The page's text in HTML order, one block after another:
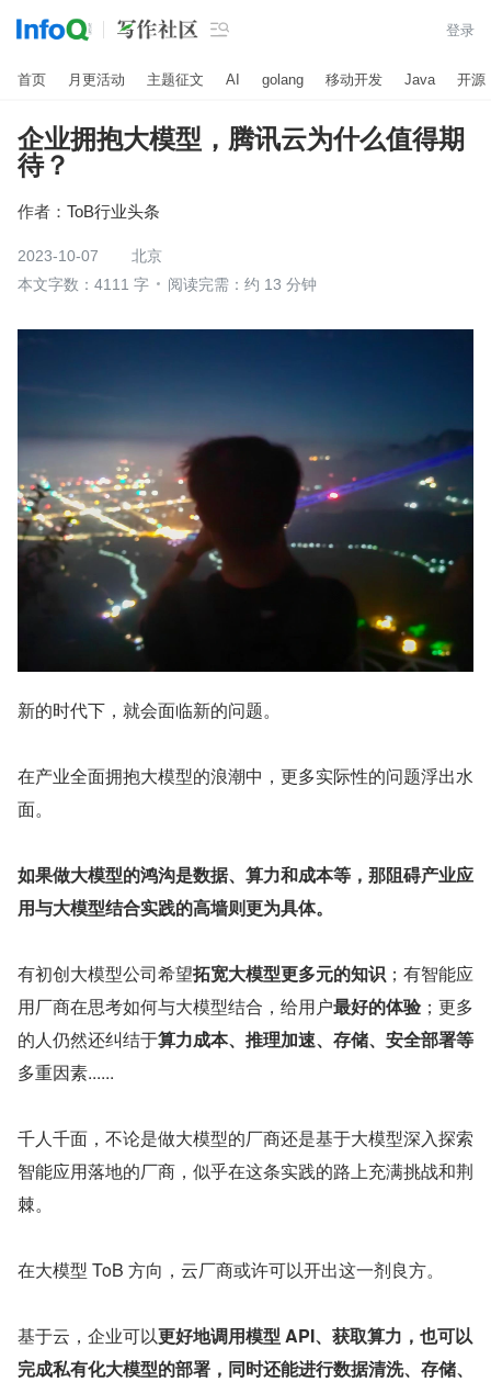
 登录
首页 月更活动 主题征文 AI golang 移动开发 Java 开源
企业拥抱大模型，腾讯云为什么值得期
待？
作者： ToB行业头条
2023-10-07
北京
本文字数：4111 字
阅读完需：约 13 分钟
新的时代下，就会面临新的问题。
在产业全面拥抱大模型的浪潮中，更多实际性的问题浮出水
面。
如果做大模型的鸿沟是数据、算力和成本等，那阻碍产业应
用与大模型结合实践的高墙则更为具体。
有初创大模型公司希望拓宽大模型更多元的知识 ；有智能应
用厂商在思考如何与大模型结合，给用户最好的体验 ；更多
的人仍然还纠结于算力成本、推理加速、存储、安全部署等
多重因素......
千人千面，不论是做大模型的厂商还是基于大模型深入探索
智能应用落地的厂商，似乎在这条实践的路上充满挑战和荆
棘。
在大模型 ToB 方向，云厂商或许可以开出这一剂良方。
基于云，企业可以更好地调用模型 API、获取算力，也可以
完成私有化大模型的部署，同时还能进行数据清洗、存储、